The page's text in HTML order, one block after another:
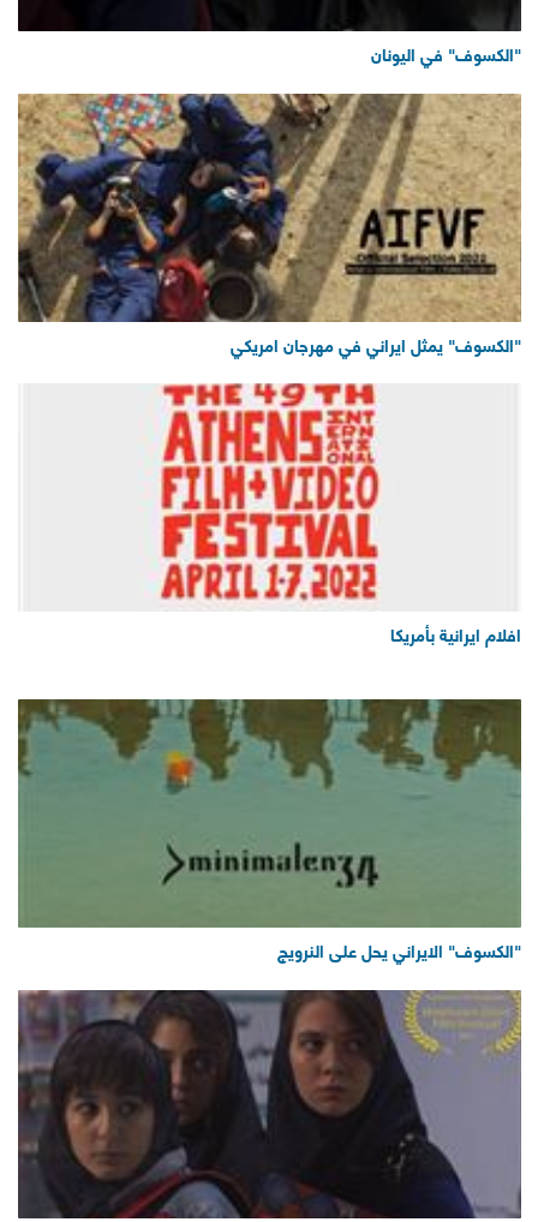
افلام ايرانية بأمريكا
"الكسوف" يمثل ايراني في مهرجان امريكي
"الكسوف" في اليونان
"الكسوف" الايراني يحل على النرويج